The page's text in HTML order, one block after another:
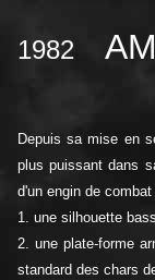
1982
Depuis sa mise en
plus puissant dans
d'un engin de combat
1. une silhouette
2. une plate-forme
standard des chars